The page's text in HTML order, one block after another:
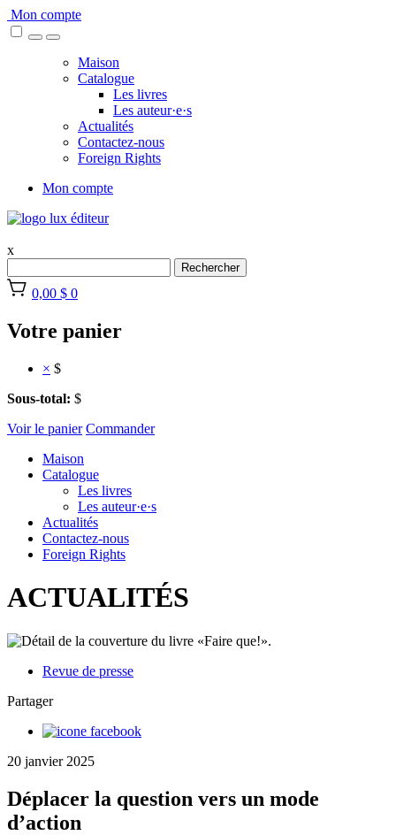
Skip
to
Mon compte
Maison
Catalogue
Les livres
Les auteur·e·s
Actualités
Contactez-nous
Foreign Rights
Mon compte
x
Rechercher
0,00 $ 0
Votre panier
× $
Sous-total: $
Voir le panier Commander
Maison
Catalogue
Les livres
Les auteur·e·s
Actualités
Contactez-nous
Foreign Rights
ACTUALITÉS
Revue de presse
Partager
20 janvier 2025
Déplacer la question vers un mode
d’action